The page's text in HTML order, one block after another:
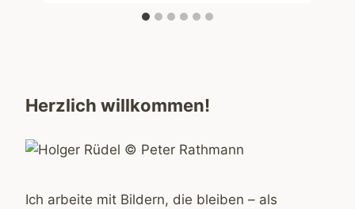
Herzlich willkommen!
Ich arbeite mit Bildern, die bleiben – als